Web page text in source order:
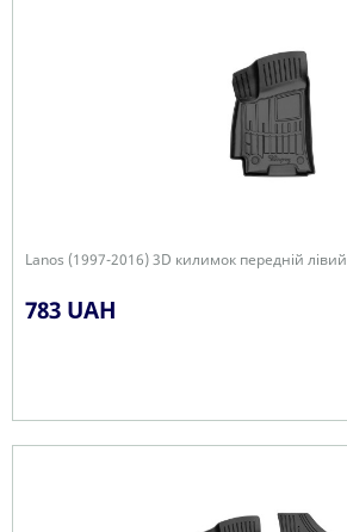
Lanos (1997-2016) 3D килимок передній лівий
783 UAH